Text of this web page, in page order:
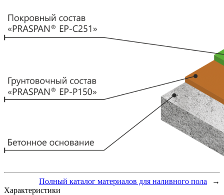
Полный каталог материалов для наливного пола
→
Характеристики